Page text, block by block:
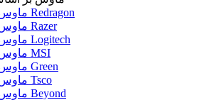
ماوس Redragon
ماوس Razer
ماوس Logitech
ماوس MSI
ماوس Green
ماوس Tsco
ماوس Beyond